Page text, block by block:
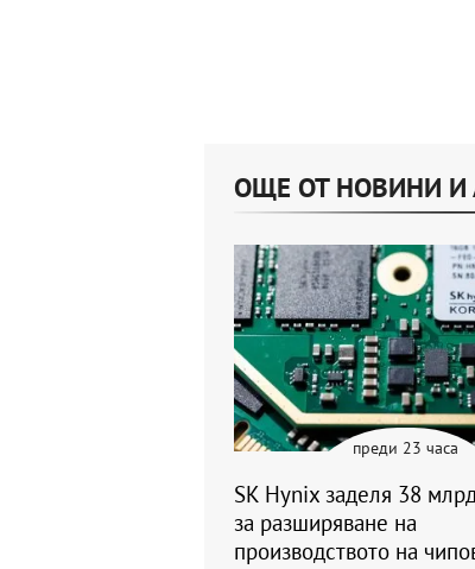
ОЩЕ ОТ НОВИНИ И
преди 23 часа
SK Hynix заделя 38
за разширяване на
производството на